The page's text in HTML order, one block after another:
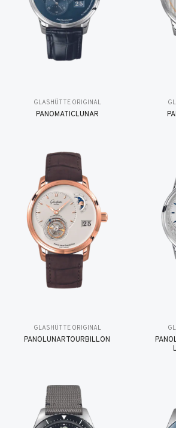
GLASHÜTTE ORIGINAL
PANOMATICLUNAR
GLASHÜTTE ORIGINAL
PANOLUNARTOURBILLON